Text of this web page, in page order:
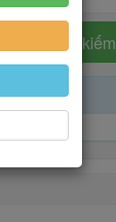
Tìm kiếm